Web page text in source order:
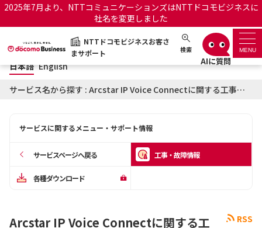
2025年7月より、NTTコミュニケーションズはNTTドコモビジネスに
社名を変更しました
NTTドコモビジネスお客さ
まサポート
検索 MENU
NTTドコモビジネスお客さまサポート 日本語 English
サポートトップ
お知らせ
日本語 English
サービス名から探す : Arcstar IP Voice Connectに関する工事・故障情報
サービスに関するメニュー・サポート情報
サービスページへ戻る 工事・故障情報
各種ダウンロード
RSS
Arcstar IP Voice Connectに関する工